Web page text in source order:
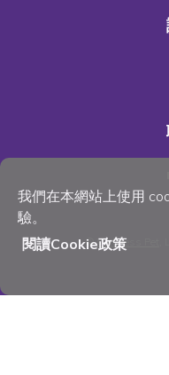
我們在本網站上使用
驗。
閱讀Cookie政策
©Wellness Pet